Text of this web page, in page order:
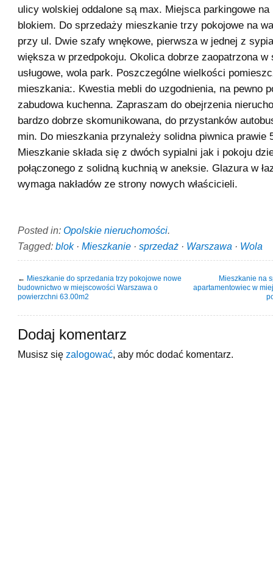
ulicy wolskiej oddalone są max. Miejsca parkingowe na
blokiem. Do sprzedaży mieszkanie trzy pokojowe na
przy ul. Dwie szafy wnękowe, pierwsza w jednej z
większa w przedpokoju. Okolica dobrze zaopatrzona w
usługowe, wola park. Poszczególne wielkości
mieszkania:. Kwestia mebli do uzgodnienia, na pewno
zabudowa kuchenna. Zapraszam do obejrzenia
bardzo dobrze skomunikowana, do przystanków
min. Do mieszkania przynależy solidna piwnica prawie
Mieszkanie składa się z dwóch sypialni jak i pokoju
połączonego z solidną kuchnią w aneksie. Glazura w
wymaga nakładów ze strony nowych właścicieli.
Posted in: Opolskie nieruchomości.
Tagged: blok· Mieszkanie · sprzedaż · Warszawa · Wola
← Mieszkanie do sprzedania trzy pokojowe nowe
budownictwo w miejscowości Warszawa o
powierzchni 63.00m2
Mieszkanie na
apartamentowiec w
Dodaj komentarz
Musisz się zalogować , aby móc dodać komentarz.